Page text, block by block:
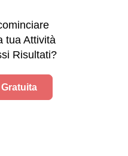
tua Attività
Risultati?